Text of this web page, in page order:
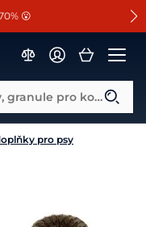
😮 ZDARMA 🐴
Co hledáte? Např. jezdecké boty, granule pro koně...
pro psy